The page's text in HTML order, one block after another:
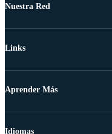
Nuestra Red
Links
Aprender Más
Idiomas